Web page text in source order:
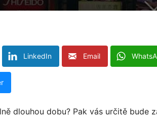
LinkedIn Email
dlouhou dobu? Pak vás určitě bude